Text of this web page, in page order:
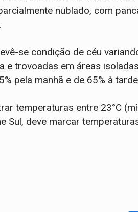
nublado, com
se condição de céu
e trovoadas em áreas
pela manhã e de 65% à
temperaturas entre 23°C
Sul, deve marcar